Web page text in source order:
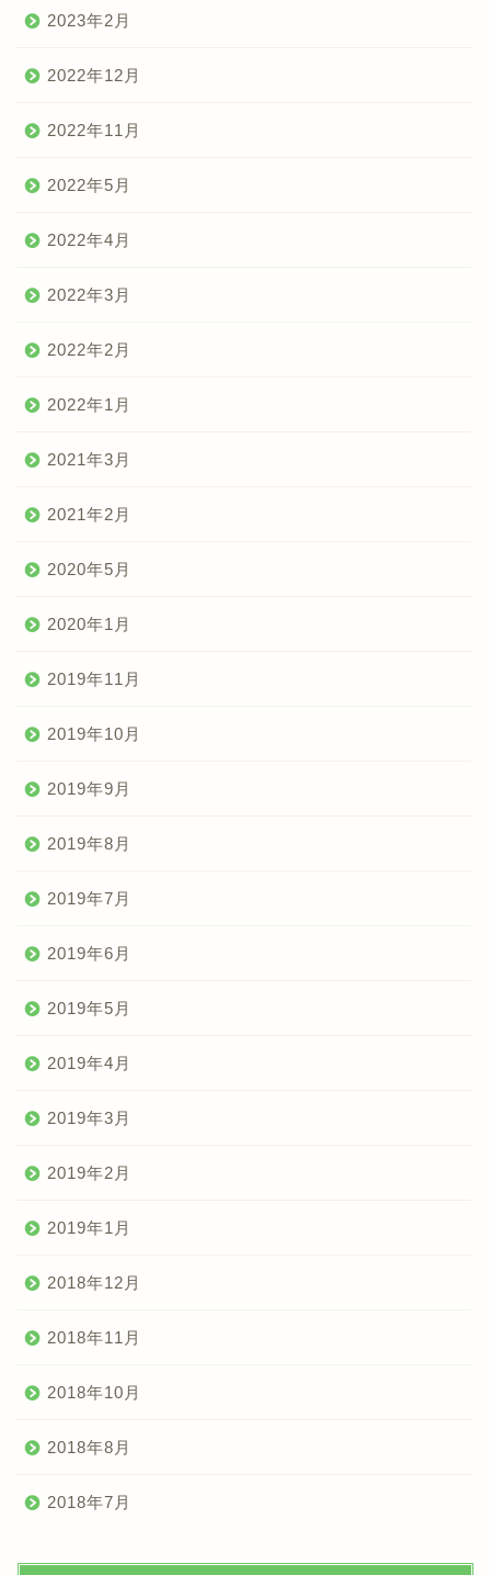
2023年2月
2022年12月
2022年11月
2022年5月
2022年4月
2022年3月
2022年2月
2022年1月
2021年3月
2021年2月
2020年5月
2020年1月
2019年11月
2019年10月
2019年9月
2019年8月
2019年7月
2019年6月
2019年5月
2019年4月
2019年3月
2019年2月
2019年1月
2018年12月
2018年11月
2018年10月
2018年8月
2018年7月